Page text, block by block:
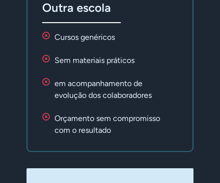
Outra escola
Cursos genéricos
Sem materiais práticos
em acompanhamento de
evolução dos colaboradores
Orçamento sem compromisso
com o resultado